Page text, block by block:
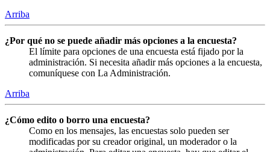
Arriba
¿Por qué no se puede añadir más opciones a la encuesta?
El límite para opciones de una encuesta está fijado por la
administración. Si necesita añadir más opciones a la encuesta,
comuníquese con La Administración.
Arriba
¿Cómo edito o borro una encuesta?
Como en los mensajes, las encuestas solo pueden ser
modificadas por su creador original, un moderador o la